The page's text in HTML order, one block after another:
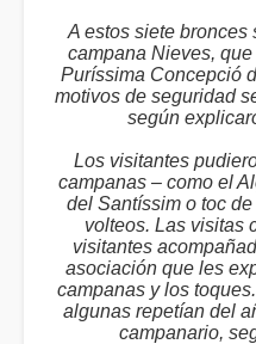
A estos siete bronces
campana Nieves,
Puríssima Concepció
motivos de seguridad
según
Los visitantes
campanas – como el
del Santíssim o toc
volteos. Las visitas
visitantes
asociación que les
campanas y los
algunas repetían del
campanario,